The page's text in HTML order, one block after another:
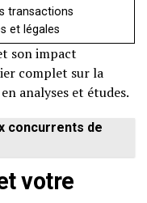
transactions
et légales
son impact
complet sur la
analyses et études.
concurrents de
votre